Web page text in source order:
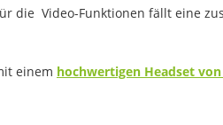
die Video-Funktionen fällt eine
einem hochwertigen Headset